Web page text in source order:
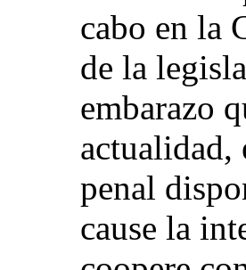
cabo en la
de la
embarazo
penal
cause la